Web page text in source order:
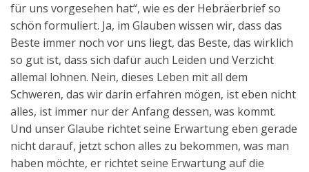
für uns vorgesehen hat“, wie es der Hebräerbrief so
schön formuliert. Ja, im Glauben wissen wir, dass das
Beste immer noch vor uns liegt, das Beste, das wirklich
so gut ist, dass sich dafür auch Leiden und Verzicht
allemal lohnen. Nein, dieses Leben mit all dem
Schweren, das wir darin erfahren mögen, ist eben nicht
alles, ist immer nur der Anfang dessen, was kommt.
Und unser Glaube richtet seine Erwartung eben gerade
nicht darauf, jetzt schon alles zu bekommen, was man
haben möchte, er richtet seine Erwartung auf die